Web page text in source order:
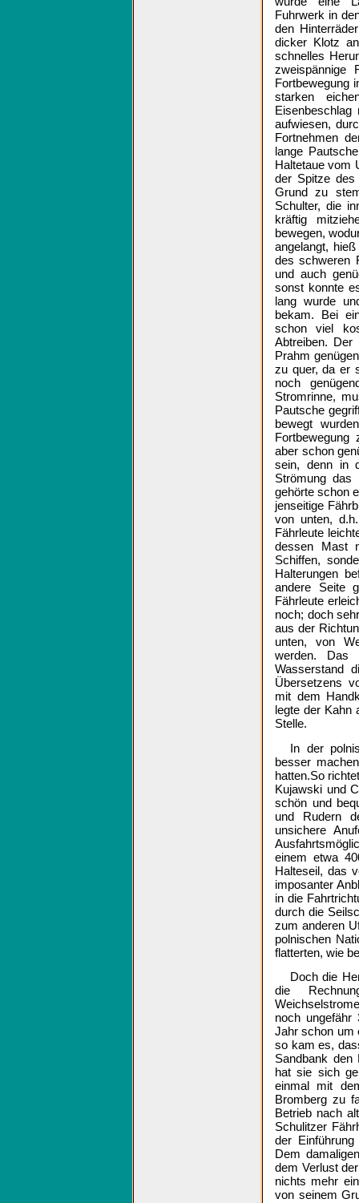
Fuhrwerk in
den
dicker Klotz
schnelles
Fortbewegung
starken
aufwiesen,
Fortnehmen
lange
Haltetaue vom
der Spitze des
Grund zu
Schulter, die
kräftig
bewegen,
angelangt,
des schweren
und auch
sonst konnte
lang wurde
bekam. Bei
schon viel
Abtreiben.
Prahm
zu quer, da er
noch
Stromrinne,
Pautsche
bewegt
aber schon
sein, denn in
Strömung das
gehörte schon
jenseitige
von unten,
Fährleute
dessen Mast
Schiffen,
Halterungen
andere Seite
Fährleute
noch; doch
aus der
unten, von
werden. Das
Wasserstand
Übersetzens
mit dem
legte der Kahn
Stelle.
In der
besser
hatten.So
Kujawski und
schön und
und Rudern
unsichere
einem etwa
Halteseil, das
imposanter
in die
durch die
zum anderen
polnischen
flatterten, wie
Doch die
die
noch
Jahr schon um
so kam es,
Sandbank den
hat sie sich
einmal mit
Bromberg zu
Betrieb nach
Schulitzer
der
Dem
dem Verlust
nichts mehr
von seinem